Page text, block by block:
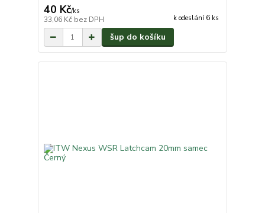
40 Kč/ks
33,06 Kč bez DPH k odeslání 6 ks
šup do košíku